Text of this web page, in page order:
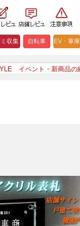
収集 自転車 EV・車庫
・新商品の紹介20000